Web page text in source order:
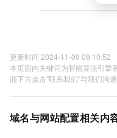
更新时间 2024-11-09 09:10:52
本页面内关键词为智能算法引擎
面下方点击"联系我们"与我们沟通
域名与网站配置相关内